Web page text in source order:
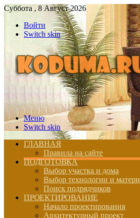
Суббота , 8 Август 2026
Войти
Switch skin
Меню
Switch skin
ГЛАВНАЯ
Правила на сайте
ПОДГОТОВКА
Выбор участка и дома
Выбор технологии и
Поиск подрядчиков
ПРОЕКТИРОВАНИЕ
Начало проектирования
Архитектурный проект